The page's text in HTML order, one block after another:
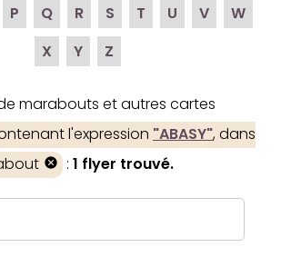
P Q R S T U V
W
X
Y Z
marabouts et autres cartes
l'expression "ABASY", dans
: 1 flyer trouvé.